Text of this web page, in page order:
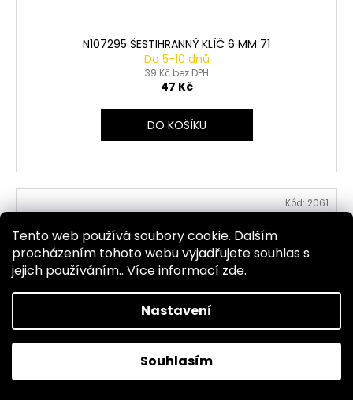
Tento web používá soubory cookie. Dalším
procházením tohoto webu vyjadřujete souhlas s
jejich používáním.. Více informací zde.
Nastavení
Souhlasím
N107295 ŠESTIHRANNÝ KLÍČ 6 MM 71
Do 5-10 dnů
39 Kč bez DPH
47 Kč
DO KOŠÍKU
Kód: 2061